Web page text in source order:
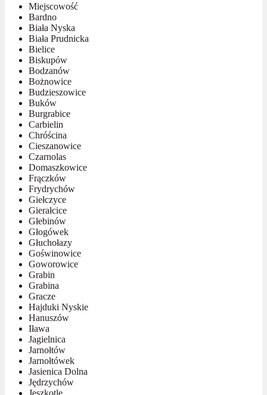
Miejscowość
Bardno
Biała Nyska
Biała Prudnicka
Bielice
Biskupów
Bodzanów
Bożnowice
Budzieszowice
Buków
Burgrabice
Carbielin
Chróścina
Cieszanowice
Czarnolas
Domaszkowice
Frączków
Frydrychów
Giełczyce
Gierałcice
Głebinów
Głogówek
Głuchołazy
Goświnowice
Goworowice
Grabin
Grabina
Gracze
Hajduki Nyskie
Hanuszów
Iława
Jagielnica
Jarnołtów
Jarnołtówek
Jasienica Dolna
Jędrzychów
Jeszkotle